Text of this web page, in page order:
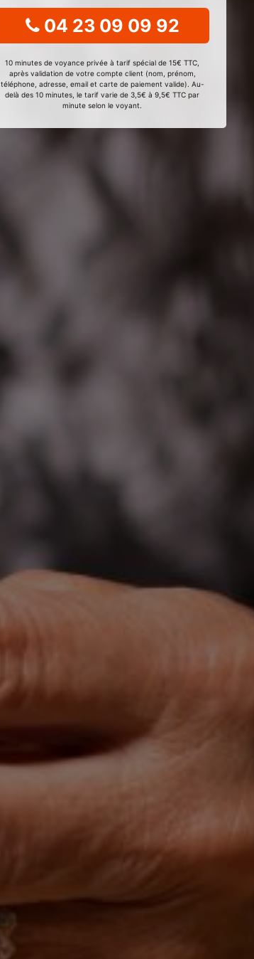
04 23 09 09 92
10 minutes de voyance privée à tarif spécial de 15€ TTC,
après validation de votre compte client (nom, prénom,
téléphone, adresse, email et carte de paiement valide). Au-
delà des 10 minutes, le tarif varie de 3,5€ à 9,5€ TTC par
minute selon le voyant.